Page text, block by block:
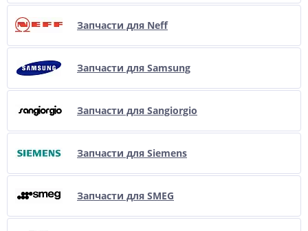
Запчасти для Neff
Запчасти для Samsung
Запчасти для Sangiorgio
Запчасти для Siemens
Запчасти для SMEG